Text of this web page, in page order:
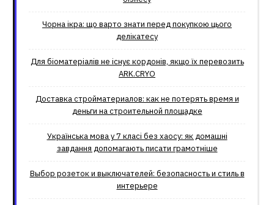
Чорна ікра: що варто знати перед покупкою цього
делікатесу
Для біоматеріалів не існує кордонів, якщо їх перевозить
ARK.CRYO
Доставка стройматериалов: как не потерять время и
деньги на строительной площадке
Українська мова у 7 класі без хаосу: як домашні
завдання допомагають писати грамотніше
Выбор розеток и выключателей: безопасность и стиль в
интерьере